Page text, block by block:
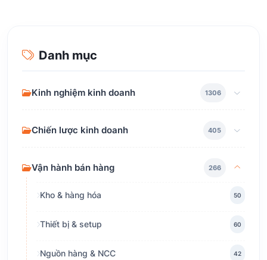
Danh mục
Kinh nghiệm kinh doanh 1306
Chiến lược kinh doanh 405
Vận hành bán hàng 266
Kho & hàng hóa 50
Thiết bị & setup 60
Nguồn hàng & NCC 42